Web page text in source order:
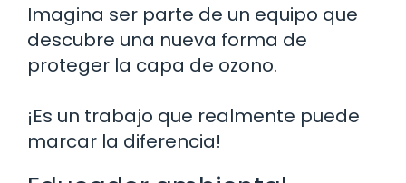
Imagina ser parte de un equipo que
descubre una nueva forma de
proteger la capa de ozono.
¡Es un trabajo que realmente puede
marcar la diferencia!